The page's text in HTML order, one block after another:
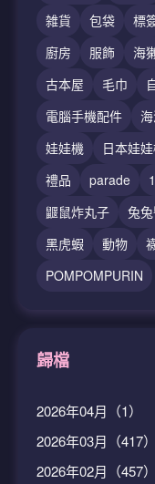
雑貨
包袋 標
廚房
服飾 海
古本屋
毛巾
電腦手機配件
娃娃機
日本娃
禮品
parade
鼴鼠炸丸子
兔
黑虎蝦
動物
POMPOMPURIN
歸檔
2026年04月（1）
2026年03月（417）
2026年02月（457）